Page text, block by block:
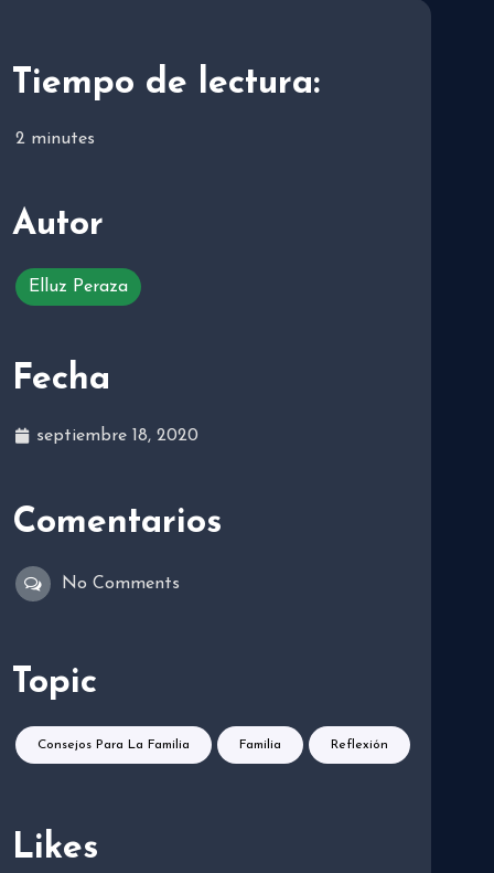
Tiempo de lectura:
2 minutes
Autor
Elluz Peraza
Fecha
septiembre 18, 2020
Comentarios
No Comments
Topic
Consejos Para La Familia Familia Reflexión
Likes